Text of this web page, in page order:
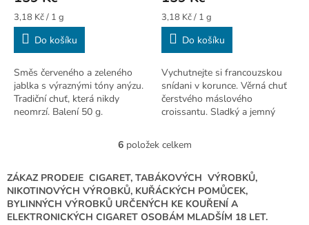
Měrná
cena:
3,18 Kč / 1 g
Do košíku
Směs červeného a zeleného
jablka s výraznými tóny anýzu.
Tradiční chuť, která nikdy
neomrzí. Balení 50 g.
Měrná
cena:
3,18 Kč / 1 g
Do košíku
Vychutnejte si francouzskou
snídani v korunce. Věrná chuť
čerstvého máslového
croissantu. Sladký a jemný
O
l
á
d
a
6položek celkem
ZÁKAZ PRODEJE CIGARET, TABÁKOVÝCH VÝROBKŮ,
NIKOTINOVÝCH VÝROBKŮ, KUŘÁCKÝCH POMŮCEK,
BYLINNÝCH VÝROBKŮ URČENÝCH KE KOUŘENÍ A
ELEKTRONICKÝCH CIGARET OSOBÁM MLADŠÍM 18 LET.